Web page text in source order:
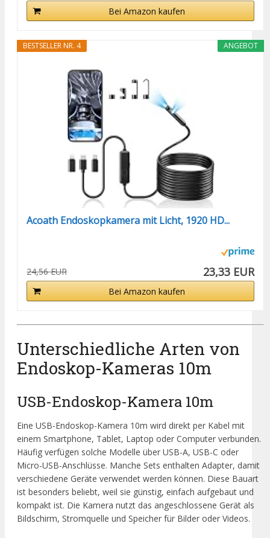
Bei Amazon kaufen
ANGEBOT
BESTSELLER NR. 4
Acoath Endoskopkamera mit Licht, 1920 HD...
24,56 EUR 23,33 EUR
Bei Amazon kaufen
Unterschiedliche Arten von
Endoskop-Kameras 10m
USB-Endoskop-Kamera 10m
Eine USB-Endoskop-Kamera 10m wird direkt per Kabel mit
einem Smartphone, Tablet, Laptop oder Computer verbunden.
Häufig verfügen solche Modelle über USB-A, USB-C oder
Micro-USB-Anschlüsse. Manche Sets enthalten Adapter, damit
verschiedene Geräte verwendet werden können. Diese Bauart
ist besonders beliebt, weil sie günstig, einfach aufgebaut und
kompakt ist. Die Kamera nutzt das angeschlossene Gerät als
Bildschirm, Stromquelle und Speicher für Bilder oder Videos.